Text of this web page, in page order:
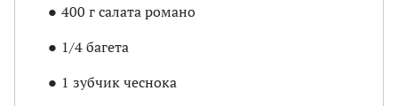
400 г салата романо
1/4 багета
1 зубчик чеснока